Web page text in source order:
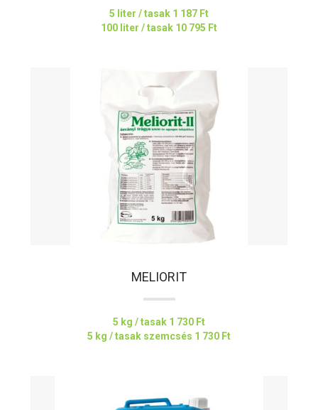
5 liter / tasak 1 187 Ft
100 liter / tasak 10 795 Ft
MELIORIT
5 kg / tasak 1 730 Ft
5 kg / tasak szemcsés 1 730 Ft